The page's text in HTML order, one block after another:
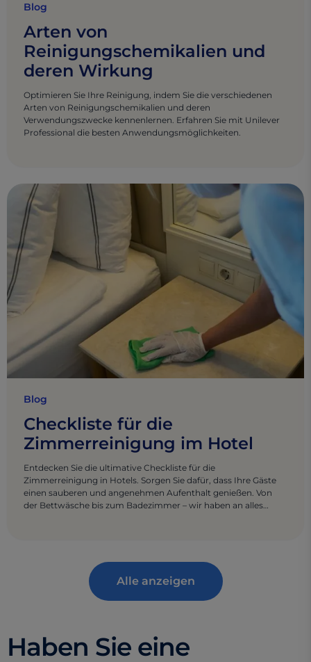
Blog
Arten von
Reinigungschemikalien und
deren Wirkung
Optimieren Sie Ihre Reinigung, indem Sie die verschiedenen
Arten von Reinigungschemikalien und deren
Verwendungszwecke kennenlernen. Erfahren Sie mit Unilever
Professional die besten Anwendungsmöglichkeiten.
Blog
Checkliste für die
Zimmerreinigung im Hotel
Entdecken Sie die ultimative Checkliste für die
Zimmerreinigung in Hotels. Sorgen Sie dafür, dass Ihre Gäste
einen sauberen und angenehmen Aufenthalt genießen. Von
der Bettwäsche bis zum Badezimmer – wir haben an alles
Alle anzeigen
Haben Sie eine